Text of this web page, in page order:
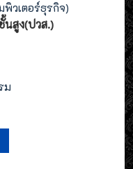
พิวเตอร์ธุรกิจ)
สูง(ปวส.)
ม